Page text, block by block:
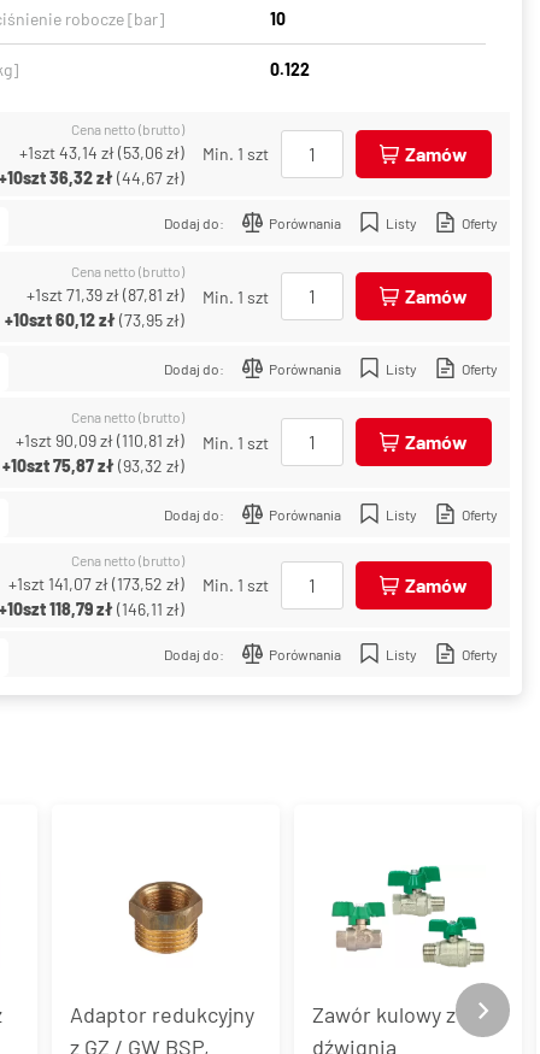
robocze [bar] 10
0.122
Cena netto (brutto)
+1szt43,14 zł(53,06 zł)
+10szt36,32 zł(44,67 zł)
Min. 1 szt Zamów
Dodaj do: Porównania Listy Oferty
Cena netto (brutto)
+1szt71,39 zł(87,81 zł)
+10szt60,12 zł(73,95 zł)
Min. 1 szt Zamów
Dodaj do: Porównania Listy Oferty
Cena netto (brutto)
+1szt90,09 zł(110,81 zł)
+10szt75,87 zł(93,32 zł)
Min. 1 szt Zamów
Dodaj do: Porównania Listy Oferty
Cena netto (brutto)
+1szt 141,07 zł(173,52 zł)
+10szt118,79 zł(146,11 zł)
Min. 1 szt Zamów
Dodaj do: Porównania Listy Oferty
Adaptor redukcyjny
z GZ / GW BSP,
Zawór kulowy z
dźwignią